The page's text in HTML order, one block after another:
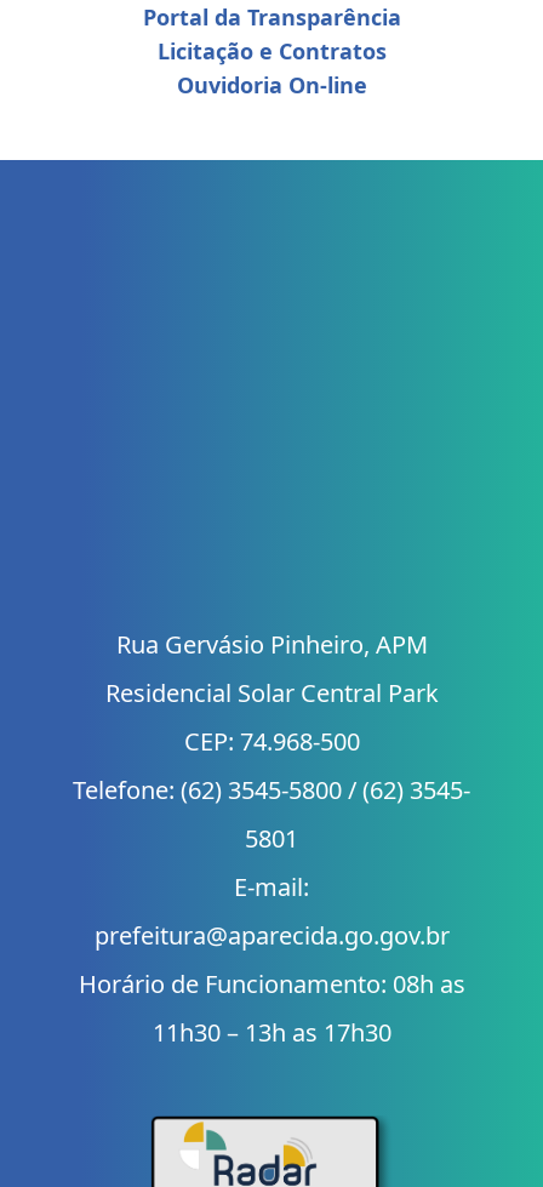
Portal da Transparência
Licitação e Contratos
Ouvidoria On-line
Rua Gervásio Pinheiro, APM
Residencial Solar Central Park
CEP: 74.968-500
Telefone: (62) 3545-5800 / (62) 3545-
5801
E-mail:
prefeitura@aparecida.go.gov.br
Horário de Funcionamento: 08h as
11h30 – 13h as 17h30